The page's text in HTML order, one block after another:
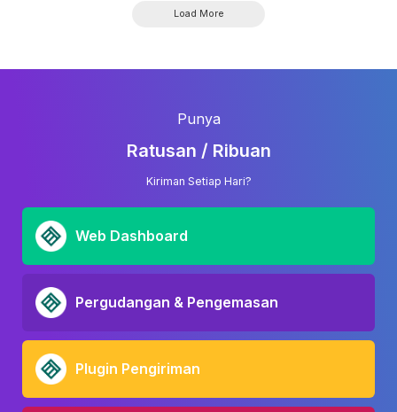
Load More
Punya
Ratusan / Ribuan
Kiriman Setiap Hari?
Web Dashboard
Pergudangan & Pengemasan
Plugin Pengiriman